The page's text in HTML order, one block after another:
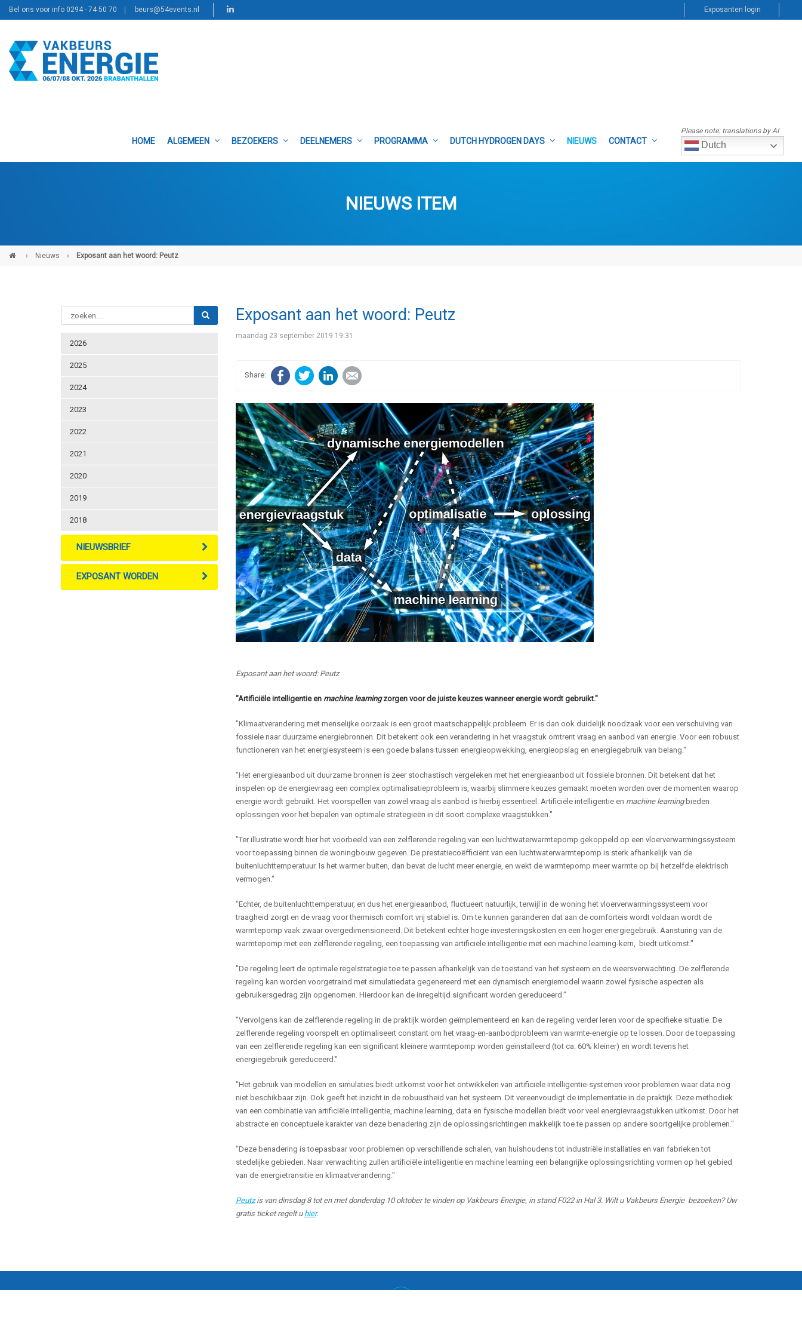
Bel ons voor info 0294 - 74 50 70 beurs@54events.nl Exposanten login
HOME ALGEMEEN BEZOEKERS DEELNEMERS PROGRAMMA DUTCH HYDROGEN DAYS NIEUWS CONTACT Dutch
Please note: translations by AI
NIEUWS ITEM
› Nieuws › Exposant aan het woord: Peutz
2026
2025
2024
2023
2022
2021
2020
2019
2018
NIEUWSBRIEF
EXPOSANT WORDEN
Exposant aan het woord: Peutz
maandag 23 september 2019 19:31
FacebookTwitterLinkedInE-mail
Exposant aan het woord: Peutz
"Artificiële intelligentie en machine learningzorgen voor de juiste keuzes wanneer energie wordt gebruikt."
"Klimaatverandering met menselijke oorzaak is een groot maatschappelijk probleem. Er is dan ook duidelijk noodzaak voor een verschuiving van
fossiele naar duurzame energiebronnen. Dit betekent ook een verandering in het vraagstuk omtrent vraag en aanbod van energie. Voor een robuust
functioneren van het energiesysteem is een goede balans tussen energieopwekking, energieopslag en energiegebruik van belang."
"Het energieaanbod uit duurzame bronnen is zeer stochastisch vergeleken met het energieaanbod uit fossiele bronnen. Dit betekent dat het
inspelen op de energievraag een complex optimalisatieprobleem is, waarbij slimmere keuzes gemaakt moeten worden over de momenten waarop
energie wordt gebruikt. Het voorspellen van zowel vraag als aanbod is hierbij essentieel. Artificiële intelligentie en machine learningbieden
oplossingen voor het bepalen van optimale strategieën in dit soort complexe vraagstukken."
"Ter illustratie wordt hier het voorbeeld van een zelflerende regeling van een luchtwaterwarmtepomp gekoppeld op een vloerverwarmingssysteem
voor toepassing binnen de woningbouw gegeven. De prestatiecoëfficiënt van een luchtwaterwarmtepomp is sterk afhankelijk van de
buitenluchttemperatuur. Is het warmer buiten, dan bevat de lucht meer energie, en wekt de warmtepomp meer warmte op bij hetzelfde elektrisch
vermogen."
"Echter, de buitenluchttemperatuur, en dus het energieaanbod, fluctueert natuurlijk, terwijl in de woning het vloerverwarmingssysteem voor
traagheid zorgt en de vraag voor thermisch comfort vrij stabiel is. Om te kunnen garanderen dat aan de comforteis wordt voldaan wordt de
warmtepomp vaak zwaar overgedimensioneerd. Dit betekent echter hoge investeringskosten en een hoger energiegebruik. Aansturing van de
warmtepomp met een zelflerende regeling, een toepassing van artificiële intelligentie met een machine learning-kern, biedt uitkomst."
"De regeling leert de optimale regelstrategie toe te passen afhankelijk van de toestand van het systeem en de weersverwachting. De zelflerende
regeling kan worden voorgetraind met simulatiedata gegenereerd met een dynamisch energiemodel waarin zowel fysische aspecten als
gebruikersgedrag zijn opgenomen. Hierdoor kan de inregeltijd significant worden gereduceerd."
"Vervolgens kan de zelflerende regeling in de praktijk worden geïmplementeerd en kan de regeling verder leren voor de specifieke situatie. De
zelflerende regeling voorspelt en optimaliseert constant om het vraag-en-aanbodprobleem van warmte-energie op te lossen. Door de toepassing
van een zelflerende regeling kan een significant kleinere warmtepomp worden geïnstalleerd (tot ca. 60% kleiner) en wordt tevens het
energiegebruik gereduceerd."
"Het gebruik van modellen en simulaties biedt uitkomst voor het ontwikkelen van artificiële intelligentie-systemen voor problemen waar data nog
niet beschikbaar zijn. Ook geeft het inzicht in de robuustheid van het systeem. Dit vereenvoudigt de implementatie in de praktijk. Deze methodiek
van een combinatie van artificiële intelligentie, machine learning, data en fysische modellen biedt voor veel energievraagstukken uitkomst. Door het
abstracte en conceptuele karakter van deze benadering zijn de oplossingsrichtingen makkelijk toe te passen op andere soortgelijke problemen."
"Deze benadering is toepasbaar voor problemen op verschillende schalen, van huishoudens tot industriële installaties en van fabrieken tot
stedelijke gebieden. Naar verwachting zullen artificiële intelligentie en machine learning een belangrijke oplossingsrichting vormen op het gebied
van de energietransitie en klimaatverandering."
Peutzis van dinsdag 8 tot en met donderdag 10 oktober te vinden op Vakbeurs Energie, in stand F022 in Hal 3. Wilt u Vakbeurs Energie bezoeken? Uw
gratis ticket regelt u hier.